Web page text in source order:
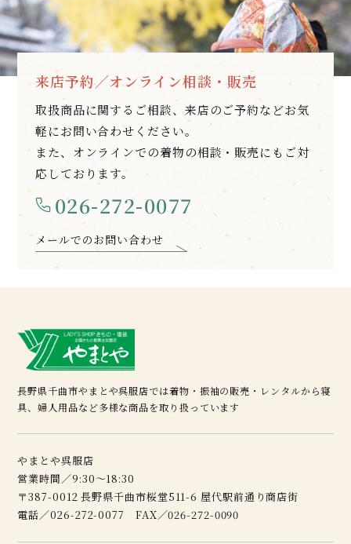
来店予約／オンライン相談・販売
取扱商品に関するご相談、来店のご予約などお気
軽にお問い合わせください。
また、オンラインでの着物の相談・販売にもご対
応しております。
026-272-0077
メールでのお問い合わせ
長野県千曲市やまとや呉服店では着物・振袖の販売・レンタルから寝
具、婦人用品など多様な商品を取り扱っています
やまとや呉服店
営業時間／9:30～18:30
〒387-0012 長野県千曲市桜堂511-6 屋代駅前通り商店街
電話／026-272-0077 FAX／026-272-0090